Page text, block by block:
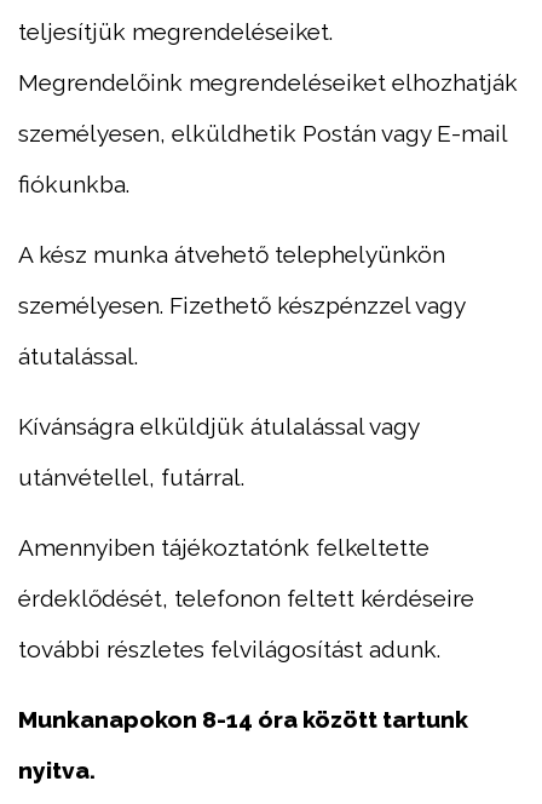
teljesítjük megrendeléseiket.
Megrendelőink megrendeléseiket elhozhatják
személyesen, elküldhetik Postán vagy E-mail
fiókunkba.
A kész munka átvehető telephelyünkön
személyesen. Fizethető készpénzzel vagy
átutalással.
Kívánságra elküldjük átulalással vagy
utánvétellel, futárral.
Amennyiben tájékoztatónk felkeltette
érdeklődését, telefonon feltett kérdéseire
további részletes felvilágosítást adunk.
Munkanapokon 8-14 óra között tartunk
nyitva.